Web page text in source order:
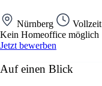
Nürnberg Vollzeit
Kein Homeoffice möglich
Jetzt bewerben
Auf einen Blick